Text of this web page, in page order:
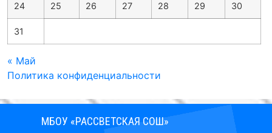
24 25 26 27 28 29 30
31
« Май
Политика конфиденциальности
МБОУ «РАССВЕТСКАЯ СОШ»